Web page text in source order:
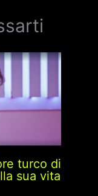
turco di
sua vita